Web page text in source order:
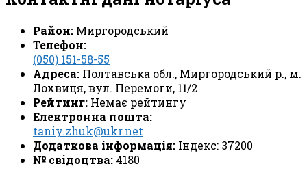
Район: Миргородський
Телефон:
(050) 151-58-55
Адреса: Полтавська обл., Миргородський р., м.
Лохвиця, вул. Перемоги, 11/2
Рейтинг: Немає рейтингу
Електронна пошта:
taniy.zhuk@ukr.net
Додаткова інформація: Індекс: 37200
№ свідоцтва: 4180